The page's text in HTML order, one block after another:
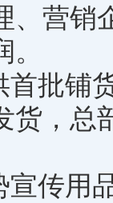
、营销
首批铺
货，总
传用